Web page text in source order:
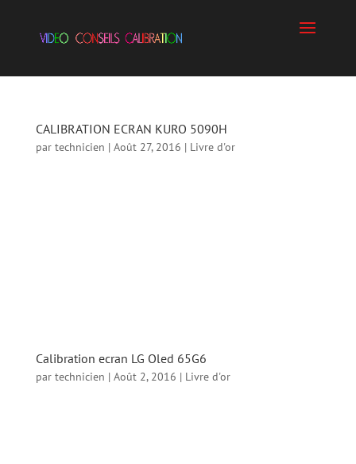
CALIBRATION ECRAN KURO 5090H
par technicien | Août 27, 2016 | Livre d'or
Calibration ecran LG Oled 65G6
par technicien | Août 2, 2016 | Livre d'or